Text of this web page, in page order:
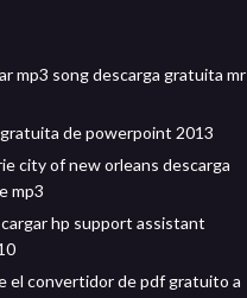
mp3 song descarga gratuita mr
de powerpoint 2013
city of new orleans descarga
mp3
hp support assistant
el convertidor de pdf gratuito a